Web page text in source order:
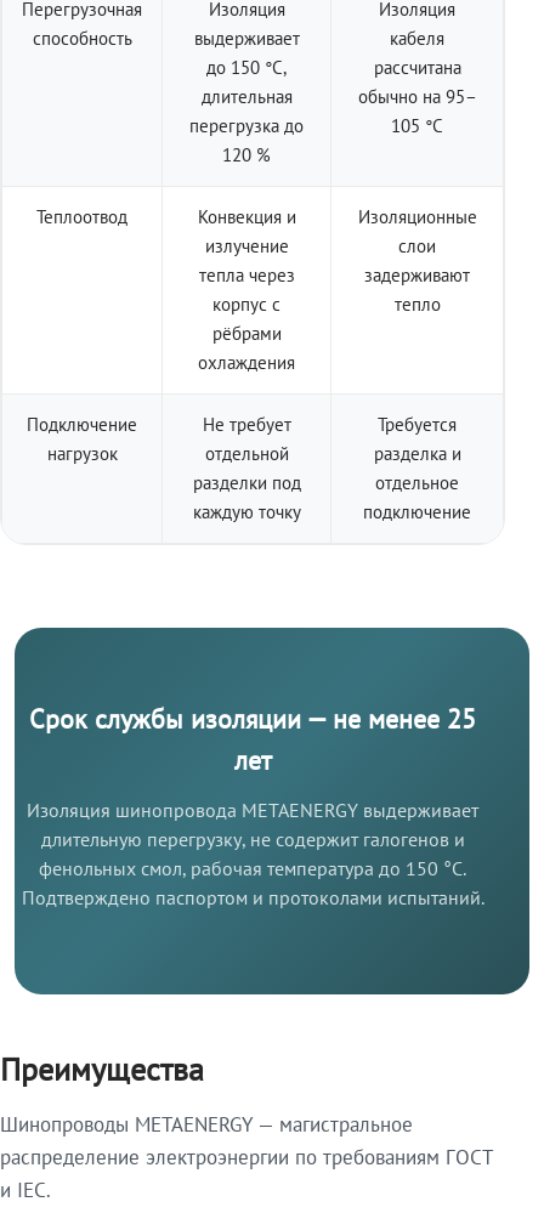
Перегрузочная
способность
Изоляция
выдерживает
до 150 °C,
длительная
перегрузка до
120 %
Изоляция
кабеля
рассчитана
обычно на 95–
105 °C
Теплоотвод
Конвекция и
излучение
тепла через
корпус с
рёбрами
охлаждения
Изоляционные
слои
задерживают
тепло
Подключение
нагрузок
Не требует
отдельной
разделки под
каждую точку
Требуется
разделка и
отдельное
подключение
Срок службы изоляции — не менее 25
лет
Изоляция шинопровода METAENERGY выдерживает
длительную перегрузку, не содержит галогенов и
фенольных смол, рабочая температура до 150 °C.
Подтверждено паспортом и протоколами испытаний.
Преимущества
Шинопроводы METAENERGY — магистральное
распределение электроэнергии по требованиям ГОСТ
и IEC.